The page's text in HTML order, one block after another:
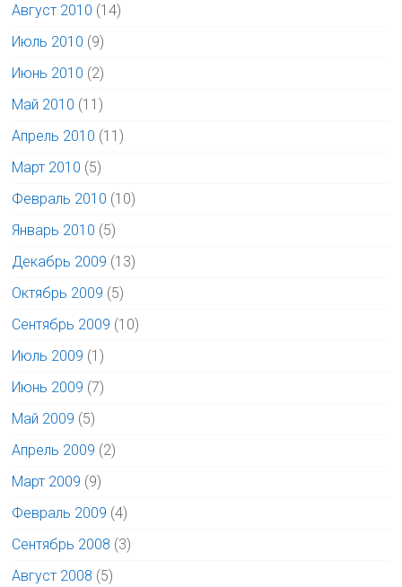
Август 2010 (14)
Июль 2010 (9)
Июнь 2010 (2)
Май 2010 (11)
Апрель 2010 (11)
Март 2010 (5)
Февраль 2010 (10)
Январь 2010 (5)
Декабрь 2009 (13)
Октябрь 2009 (5)
Сентябрь 2009 (10)
Июль 2009 (1)
Июнь 2009 (7)
Май 2009 (5)
Апрель 2009 (2)
Март 2009 (9)
Февраль 2009 (4)
Сентябрь 2008 (3)
Август 2008 (5)